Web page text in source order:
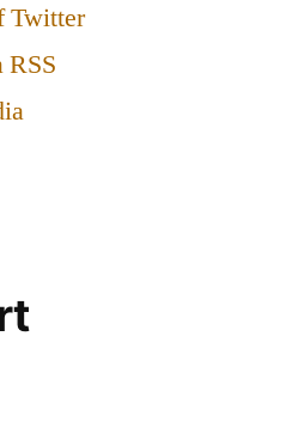
Twitter
RSS